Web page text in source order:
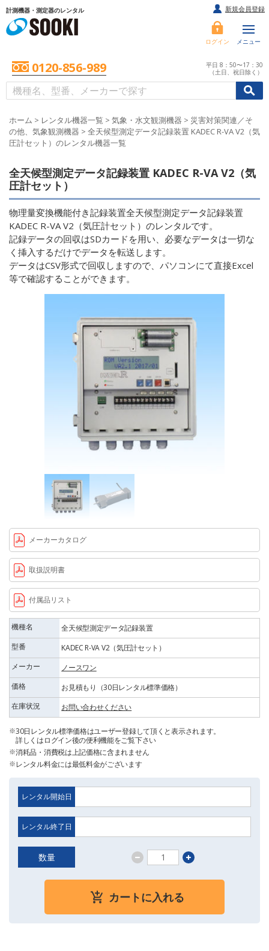
計測機器・測定器のレンタル
ログイン メニュー
0120-856-989
平日 8：50〜17：30
（土日、祝日除く）
//
新規会員登録
ホーム > レンタル機器一覧 > 気象・水文観測機器 > 災害対策関連／そ
の他、気象観測機器 > 全天候型測定データ記録装置 KADEC R-VA V2（気
圧計セット）のレンタル機器一覧
全天候型測定データ記録装置 KADEC R-VA V2（気
圧計セット）
物理量変換機能付き記録装置全天候型測定データ記録装置
KADEC R-VA V2（気圧計セット）のレンタルです。
記録データの回収はSDカードを用い、必要なデータは一切な
く挿入するだけでデータを転送します。
データはCSV形式で回収しますので、パソコンにて直接Excel
等で確認することができます。
メーカーカタログ
取扱説明書
付属品リスト
機種名
全天候型測定データ記録装置
型番
KADEC R-VA V2（気圧計セット）
メーカー
ノースワン
価格
お見積もり（30日レンタル標準価格）
在庫状況
お問い合わせください
30日レンタル標準価格はユーザー登録して頂くと表示されます。
詳しくはログイン後の便利機能をご覧下さい
消耗品・消費税は上記価格に含まれません
レンタル料金には最低料金がございます
レンタル開始日
レンタル終了日
数量
カートに入れる